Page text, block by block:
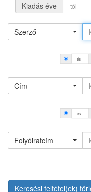
Kiadás éve
Szerző
és
Cím
és
Folyóiratcím
Keresési feltétel(ek)